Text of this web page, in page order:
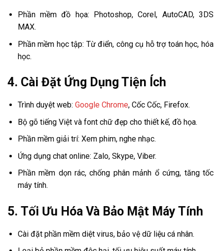
Phần mềm đồ họa: Photoshop, Corel, AutoCAD, 3DS
MAX.
Phần mềm học tập: Từ điển, công cụ hỗ trợ toán học, hóa
học.
4. Cài Đặt Ứng Dụng Tiện Ích
Trình duyệt web: Google Chrome, Cốc Cốc, Firefox.
Bộ gõ tiếng Việt và font chữ đẹp cho thiết kế, đồ họa.
Phần mềm giải trí: Xem phim, nghe nhạc.
Ứng dụng chat online: Zalo, Skype, Viber.
Phần mềm dọn rác, chống phân mảnh ổ cứng, tăng tốc
máy tính.
5. Tối Ưu Hóa Và Bảo Mật Máy Tính
Cài đặt phần mềm diệt virus, bảo vệ dữ liệu cá nhân.